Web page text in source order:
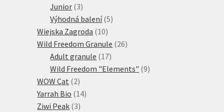
produktů
Junior 33
produkty
Výhodná balení 55
Wiejska Zagroda 1010
produktů
Wild Freedom Granule 2626
Adult granule 1717
produktů
Wild Freedom "Elements" 99
WOW Cat 22
produkty
Yarrah Bio 1414
Ziwi Peak 33